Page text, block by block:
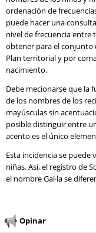
ordenación de
puede hacer una
nivel de frecuencia entre
obtener para el conjunto
Plan territorial y por
nacimiento.
Debe mecionarse que la
de los nombres de los
mayúsculas sin
posible distinguir entre
acento es el único
Esta incidencia se
niñas. Así, el registro de
el nombre Gal·la se
Opinar